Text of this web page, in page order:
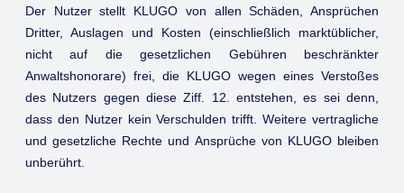
Der Nutzer stellt KLUGO von allen Schäden, Ansprüchen
Dritter, Auslagen und Kosten (einschließlich marktüblicher,
nicht auf die gesetzlichen Gebühren beschränkter
Anwaltshonorare) frei, die KLUGO wegen eines Verstoßes
des Nutzers gegen diese Ziff. 12. entstehen, es sei denn,
dass den Nutzer kein Verschulden trifft. Weitere vertragliche
und gesetzliche Rechte und Ansprüche von KLUGO bleiben
unberührt.